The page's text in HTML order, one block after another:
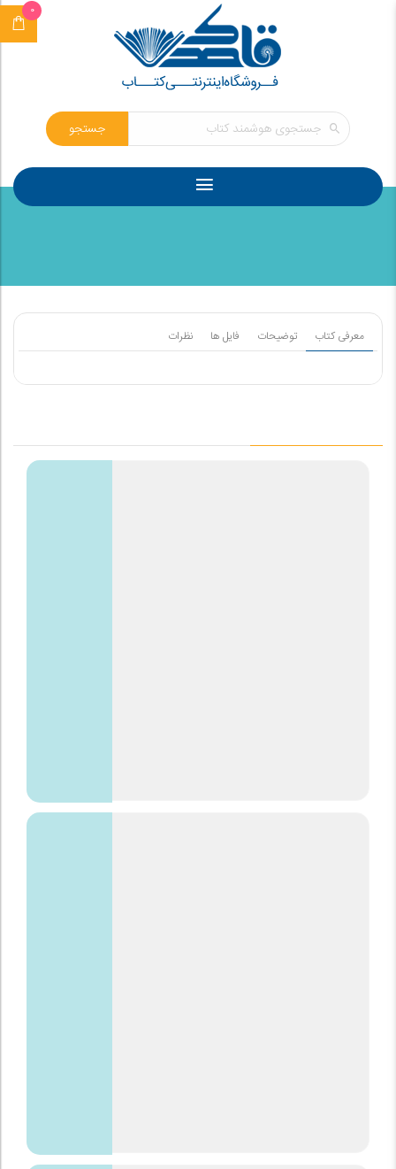
0
جستجو
معرفی کتاب توضیحات فایل ها نظرات